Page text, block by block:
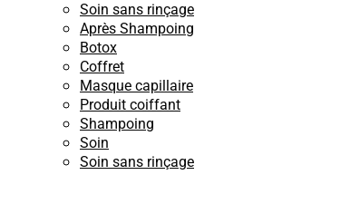
Soin sans rinçage
Après Shampoing
Botox
Coffret
Masque capillaire
Produit coiffant
Shampoing
Soin
Soin sans rinçage